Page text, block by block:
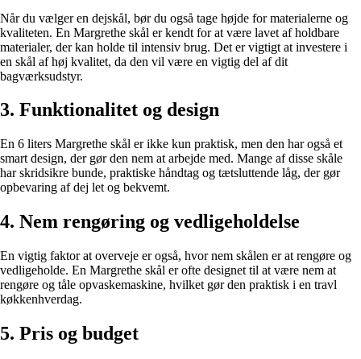
Når du vælger en dejskål, bør du også tage højde for materialerne og
kvaliteten. En Margrethe skål er kendt for at være lavet af holdbare
materialer, der kan holde til intensiv brug. Det er vigtigt at investere i
en skål af høj kvalitet, da den vil være en vigtig del af dit
bagværksudstyr.
3. Funktionalitet og design
En 6 liters Margrethe skål er ikke kun praktisk, men den har også et
smart design, der gør den nem at arbejde med. Mange af disse skåle
har skridsikre bunde, praktiske håndtag og tætsluttende låg, der gør
opbevaring af dej let og bekvemt.
4. Nem rengøring og vedligeholdelse
En vigtig faktor at overveje er også, hvor nem skålen er at rengøre og
vedligeholde. En Margrethe skål er ofte designet til at være nem at
rengøre og tåle opvaskemaskine, hvilket gør den praktisk i en travl
køkkenhverdag.
5. Pris og budget